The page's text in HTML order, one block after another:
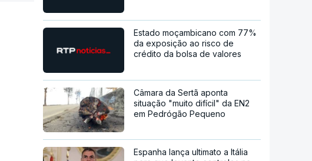
Estado moçambicano com 77%
da exposição ao risco de
crédito da bolsa de valores
Câmara da Sertã aponta
situação "muito difícil" da EN2
em Pedrógão Pequeno
Espanha lança ultimato a Itália